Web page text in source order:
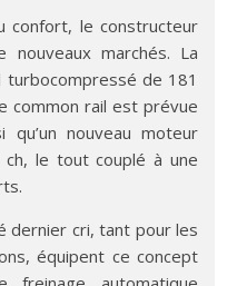
confort, le constructeur
marchés. La
de 181
common rail est prévue
nouveau moteur
le tout couplé à une
dernier cri, tant pour les
équipent ce concept